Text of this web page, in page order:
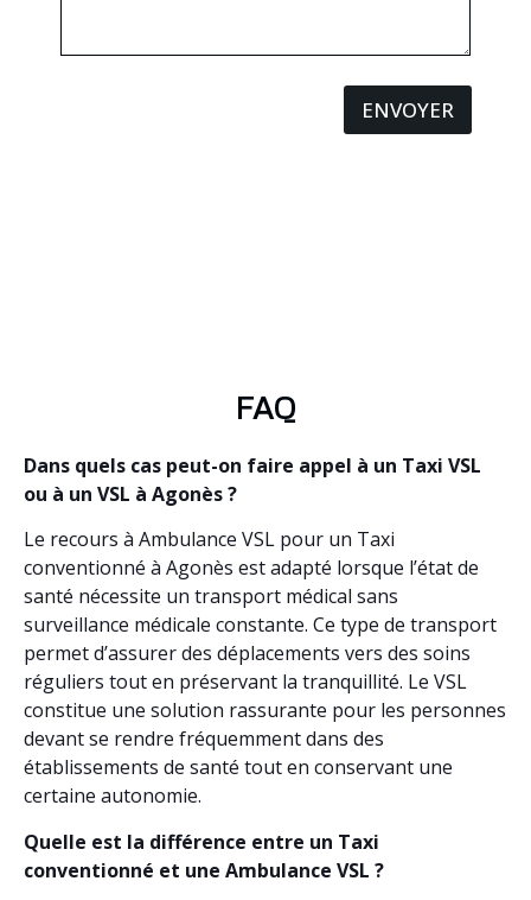
ENVOYER
FAQ
Dans quels cas peut-on faire appel à un Taxi VSL
ou à un VSL à Agonès ?
Le recours à Ambulance VSL pour un Taxi
conventionné à Agonès est adapté lorsque l’état de
santé nécessite un transport médical sans
surveillance médicale constante. Ce type de transport
permet d’assurer des déplacements vers des soins
réguliers tout en préservant la tranquillité. Le VSL
constitue une solution rassurante pour les personnes
devant se rendre fréquemment dans des
établissements de santé tout en conservant une
certaine autonomie.
Quelle est la différence entre un Taxi
conventionné et une Ambulance VSL ?